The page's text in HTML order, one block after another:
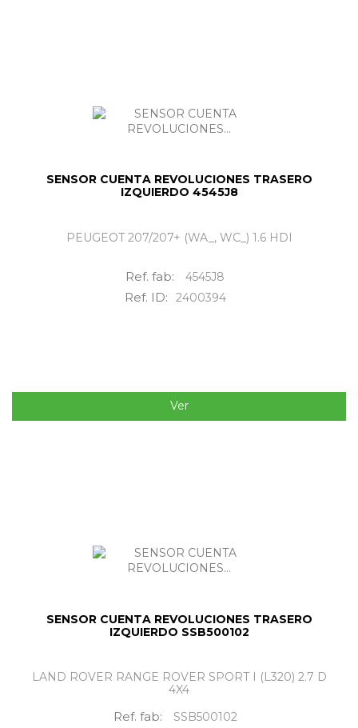
SENSOR CUENTA REVOLUCIONES TRASERO
IZQUIERDO 4545J8
PEUGEOT 207/207+ (WA_, WC_) 1.6 HDI
Ref. fab: 4545J8
Ref. ID: 2400394
Ver
SENSOR CUENTA REVOLUCIONES TRASERO
IZQUIERDO SSB500102
LAND ROVER RANGE ROVER SPORT I (L320) 2.7 D
4X4
Ref. fab: SSB500102